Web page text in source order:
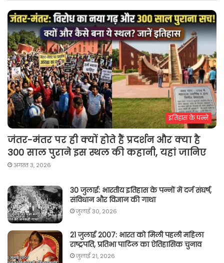
इतिहास के पन्ने
जंतर-मंतर पर ही क्यों होते हैं प्रदर्शन और क्या है
300 साल पुराने इस स्थल की कहानी, यहां जानिए
अगस्त 3, 2026
30 जुलाई: भारतीय इतिहास के पन्नों में दर्ज संघर्ष,
संविधान और विज्ञान की गाथा
जुलाई 30, 2026
21 जुलाई 2007: भारत को मिली पहली महिला
राष्ट्रपति, प्रतिभा पाटिल का ऐतिहासिक चुनाव
जुलाई 21, 2026